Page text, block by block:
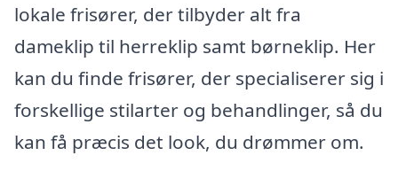
lokale frisører, der tilbyder alt fra
dameklip til herreklip samt børneklip. Her
kan du finde frisører, der specialiserer sig i
forskellige stilarter og behandlinger, så du
kan få præcis det look, du drømmer om.